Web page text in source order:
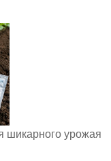
шикарного урожая